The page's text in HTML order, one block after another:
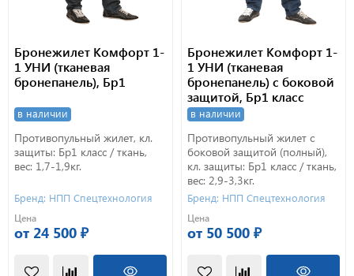
Бронежилет Комфорт 1-
1 УНИ (тканевая
бронепанель), Бр1
в наличии
Противопульный жилет, кл.
защиты: Бр1 класс / ткань,
вес: 1,7-1,9кг.
Бренд: НПП Спецтехнология
Цена
от 24 500 ₽
Бронежилет Комфорт 1-
1 УНИ (тканевая
бронепанель) с боковой
защитой, Бр1 класс
защиты. ПОЛНЫЙ.
в наличии
Противопульный жилет с
боковой защитой (полный),
кл. защиты: Бр1 класс / ткань,
вес: 2,9-3,3кг.
Бренд: НПП Спецтехнология
Цена
от 50 500 ₽